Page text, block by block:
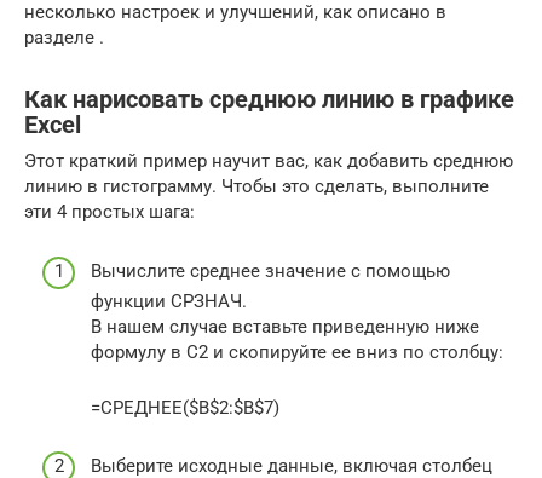
несколько настроек и улучшений, как описано в
разделе .
Как нарисовать среднюю линию в графике
Excel
Этот краткий пример научит вас, как добавить среднюю
линию в гистограмму. Чтобы это сделать, выполните
эти 4 простых шага:
Вычислите среднее значение с помощью
функции СРЗНАЧ.
В нашем случае вставьте приведенную ниже
формулу в C2 и скопируйте ее вниз по столбцу:
=СРЕДНЕЕ($B$2:$B$7)
Выберите исходные данные, включая столбец